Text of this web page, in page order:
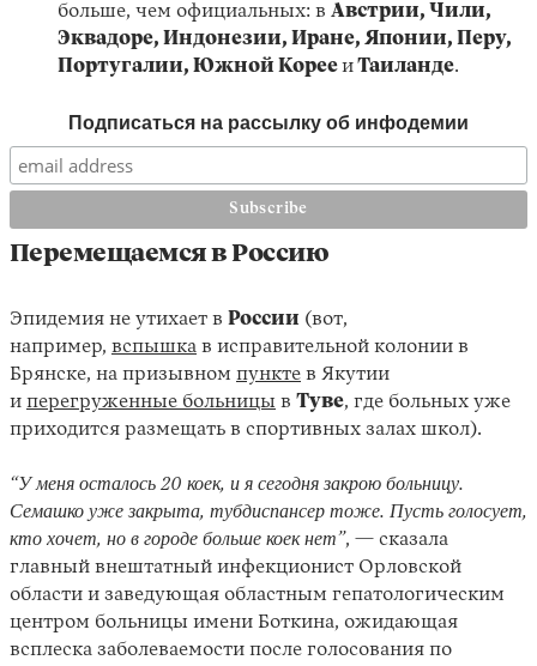
больше, чем официальных: в Австрии, Чили,
Эквадоре, Индонезии, Иране, Японии, Перу,
Португалии, Южной КорееиТаиланде.
Подписаться на рассылку об инфодемии
Перемещаемся в Россию
Эпидемия не утихает в России (вот,
например, вспышка в исправительной колонии в
Брянске, на призывном пункте в Якутии
и перегруженные больницы в Туве, где больных уже
приходится размещать в спортивных залах школ).
“У меня осталось 20 коек, и я сегодня закрою больницу.
Семашко уже закрыта, тубдиспансер тоже. Пусть голосует,
кто хочет, но в городе больше коек нет”, — сказала
главный внештатный инфекционист Орловской
области и заведующая областным гепатологическим
центром больницы имени Боткина, ожидающая
всплеска заболеваемости после голосования по